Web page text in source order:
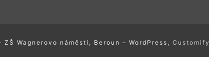
ZŠ Wagnerovo náměstí, Beroun – WordPress, Customify